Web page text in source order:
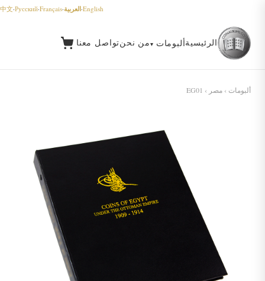
English
·العربية·
Français
·
Русский
·
中文
الرئيسيةألبومات من نحنتواصل معنا
ألبومات › مصر › EG01